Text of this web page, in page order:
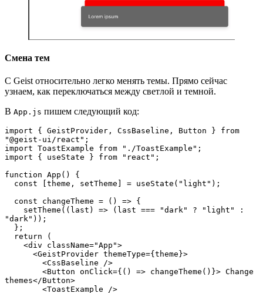
Смена тем
С Geist относительно легко менять темы. Прямо сейчас
узнаем, как переключаться между светлой и темной.
В App.js пишем следующий код:
import { GeistProvider, CssBaseline, Button } from
"@geist-ui/react";
import ToastExample from "./ToastExample";
import { useState } from "react";
function App() {
  const [theme, setTheme] = useState("light");
  const changeTheme = () => {
"dark"));
  };
  return (
    <div className="App">
      <GeistProvider themeType={theme}>
        <CssBaseline />
themes</Button>
        <ToastExample />